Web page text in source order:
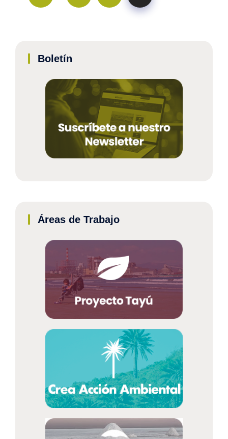
Boletín
Áreas de Trabajo